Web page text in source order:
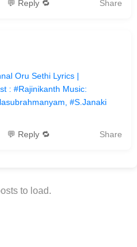
💬 Reply 🔁 Share
Oru Sethi Lyrics |
: #Rajinikanth Music:
#S.Janaki
💬 Reply 🔁 Share
to load.